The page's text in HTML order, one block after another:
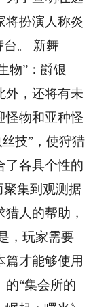
将扮演人称炎
台。 新舞
物”：爵银
外，还将有未
怪物和亚种怪
技”，使狩猎
了各具个性的
聚集到观测据
人的帮助，
，玩家需要
篇才能够使用
的“集会所的